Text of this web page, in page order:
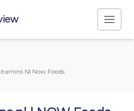
Nl Now Foods